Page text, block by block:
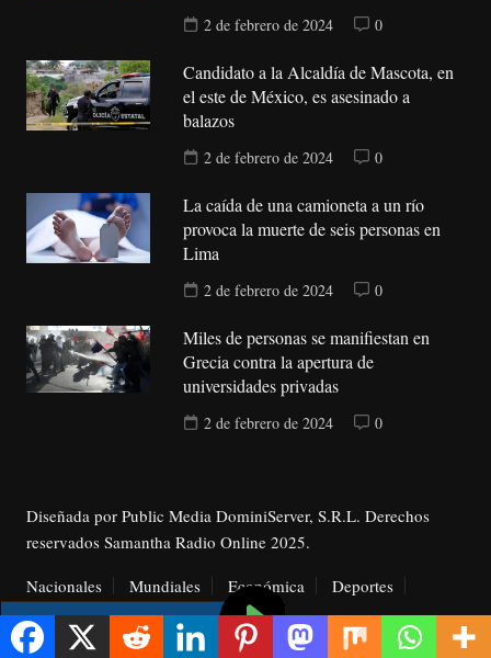
2 de febrero de 2024 0
Candidato a la Alcaldía de Mascota, en
el este de México, es asesinado a
balazos
2 de febrero de 2024 0
La caída de una camioneta a un río
provoca la muerte de seis personas en
Lima
2 de febrero de 2024 0
Miles de personas se manifiestan en
Grecia contra la apertura de
universidades privadas
2 de febrero de 2024 0
Diseñada por Public Media DominiServer, S.R.L. Derechos
reservados Samantha Radio Online 2025.
Nacionales
Mundiales Económica
Deportes
Entretenimiento
Más